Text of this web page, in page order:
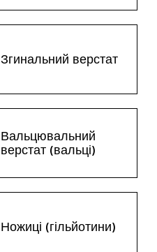
Згинальний верстат
Вальцювальний
верстат (вальці)
Ножиці (гільйотини)